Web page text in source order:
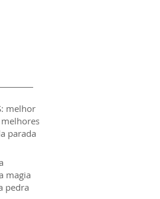
melhor
parada
magia
pedra